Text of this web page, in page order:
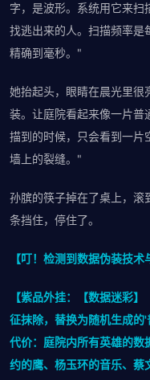
字，是波形。系统用它来扫
找逃出来的人。扫描频率是
精确到毫秒。"
她抬起头，眼睛在晨光里很
装。让庭院看起来像一片普
描到的时候，只会看到一片
墙上的裂缝。"
孙膑的筷子掉在了桌上，滚
条挡住，停住了。
【叮！检测到数据伪装技
【紫品外挂：【数据迷彩
征抹除，替换为随机生成的'
代价：庭院内所有英雄的数
约的鹰、杨玉环的音乐、蔡